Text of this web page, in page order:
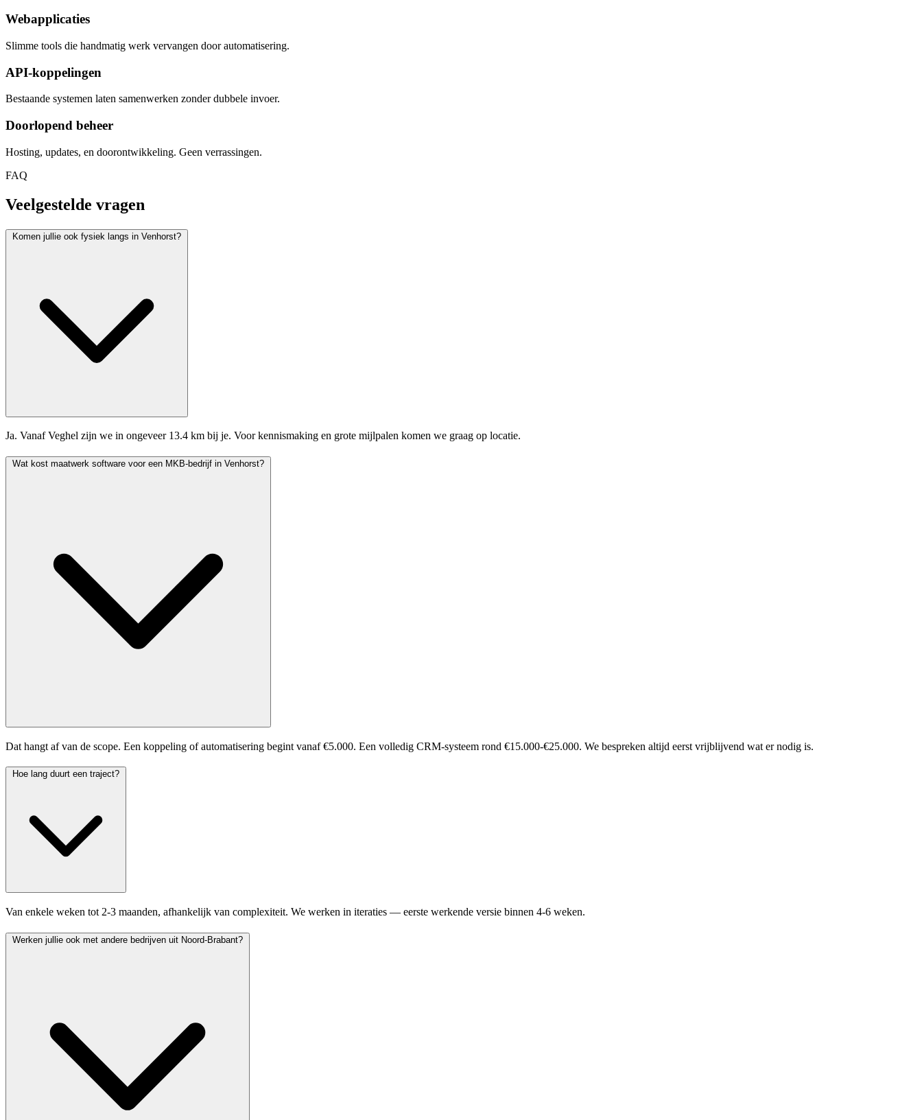
Webapplicaties
Slimme tools die handmatig werk vervangen door automatisering.
API-koppelingen
Bestaande systemen laten samenwerken zonder dubbele invoer.
Doorlopend beheer
Hosting, updates, en doorontwikkeling. Geen verrassingen.
FAQ
Veelgestelde vragen
Komen jullie ook fysiek langs in Venhorst?
Ja. Vanaf Veghel zijn we in ongeveer 13.4 km bij je. Voor kennismaking en grote mijlpalen komen we graag op locatie.
Wat kost maatwerk software voor een MKB-bedrijf in Venhorst?
Dat hangt af van de scope. Een koppeling of automatisering begint vanaf €5.000. Een volledig CRM-systeem rond €15.000-€25.000. We bespreken altijd eerst vrijblijvend wat er nodig is.
Hoe lang duurt een traject?
Van enkele weken tot 2-3 maanden, afhankelijk van complexiteit. We werken in iteraties — eerste werkende versie binnen 4-6 weken.
Werken jullie ook met andere bedrijven uit Noord-Brabant?